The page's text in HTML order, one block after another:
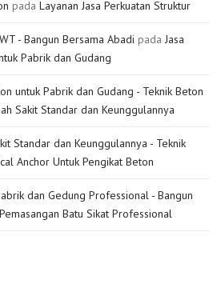
pada Layanan Jasa Perkuatan Struktur
- Bangun Bersama Abadi pada Jasa
Pabrik dan Gudang
untuk Pabrik dan Gudang - Teknik Beton
Sakit Standar dan Keunggulannya
Standar dan Keunggulannya - Teknik
Anchor Untuk Pengikat Beton
dan Gedung Professional - Bangun
Batu Sikat Professional